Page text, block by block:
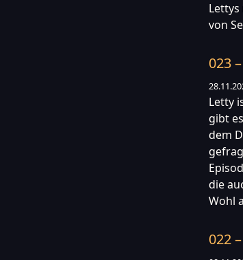
von
023
Letty
gibt
dem
die
Wohl
022